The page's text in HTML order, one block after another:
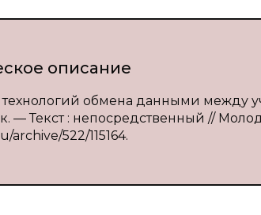
описание
обмена данными между
— Текст : непосредственный //
522/115164.